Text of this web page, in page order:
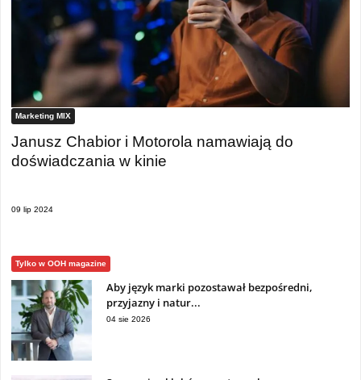
Marketing MIX
Janusz Chabior i Motorola namawiają do
doświadczania w kinie
09 lip 2024
Tylko w OOH magazine
Aby język marki pozostawał bezpośredni,
przyjazny i natur...
04 sie 2026